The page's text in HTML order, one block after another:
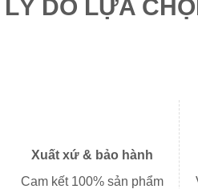
LÝ DO LỰA
Xuất xứ & bảo hành
Cam kết 100% sản phẩm